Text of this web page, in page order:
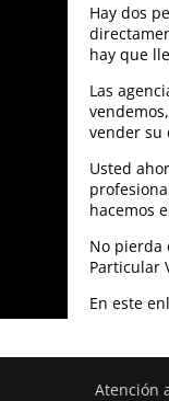
Hay dos
hay que
Las
vender su
Usted
hacemos
No pierda
Particular
En este
Atención